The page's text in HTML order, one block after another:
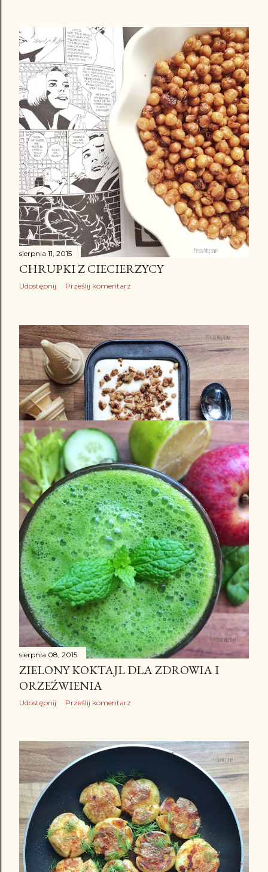
sierpnia 11, 2015
CHRUPKI Z CIECIERZYCY
Udostępnij Prześlij komentarz
sierpnia 10, 2015
LODY Z KARMELIZOWANYMI
ORZECHAMI WŁOSKIMI.
Udostępnij Prześlij komentarz
sierpnia 08, 2015
ZIELONY KOKTAJL DLA ZDROWIA I
ORZEŹWIENIA
Udostępnij Prześlij komentarz